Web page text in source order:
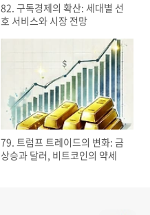
82. 구독경제의 확산: 세대별 선
호 서비스와 시장 전망
79. 트럼프 트레이드의 변화: 금
상승과 달러, 비트코인의 약세